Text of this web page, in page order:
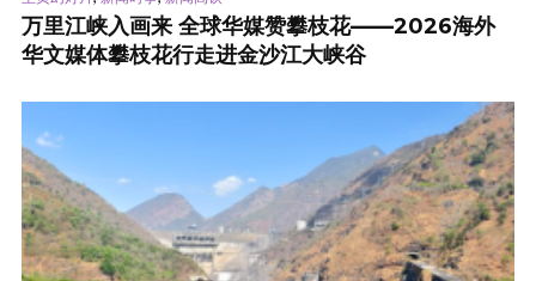
万里江峡入画来 全球华媒赞攀枝花——2026海外
华文媒体攀枝花行走进金沙江大峡谷